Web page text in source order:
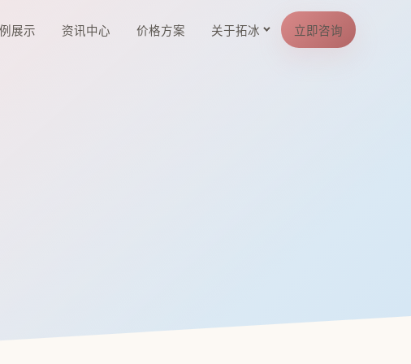
展示 资讯中心 价格方案 关于拓冰 立即咨询